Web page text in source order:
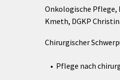
Onkologische Pflege,
Kmeth, DGKP
Chirurgischer
Pflege nach